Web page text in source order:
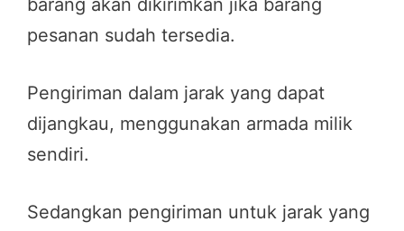
barang akan dikirimkan jika barang
pesanan sudah tersedia.
Pengiriman dalam jarak yang dapat
dijangkau, menggunakan armada milik
sendiri.
Sedangkan pengiriman untuk jarak yang